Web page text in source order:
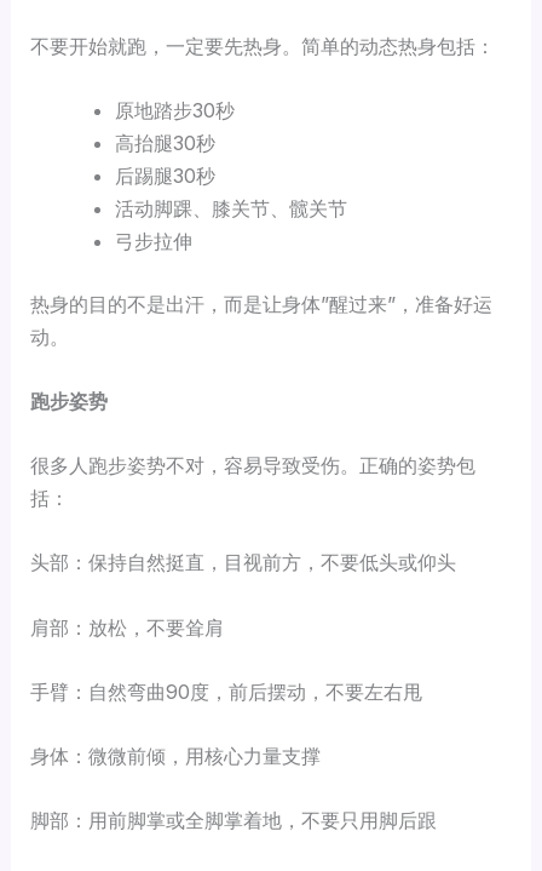
不要开始就跑，一定要先热身。简单的动态热身包括：
原地踏步30秒
高抬腿30秒
后踢腿30秒
活动脚踝、膝关节、髋关节
弓步拉伸
热身的目的不是出汗，而是让身体”醒过来”，准备好运
动。
跑步姿势
很多人跑步姿势不对，容易导致受伤。正确的姿势包
括：
头部：保持自然挺直，目视前方，不要低头或仰头
肩部：放松，不要耸肩
手臂：自然弯曲90度，前后摆动，不要左右甩
身体：微微前倾，用核心力量支撑
脚部：用前脚掌或全脚掌着地，不要只用脚后跟